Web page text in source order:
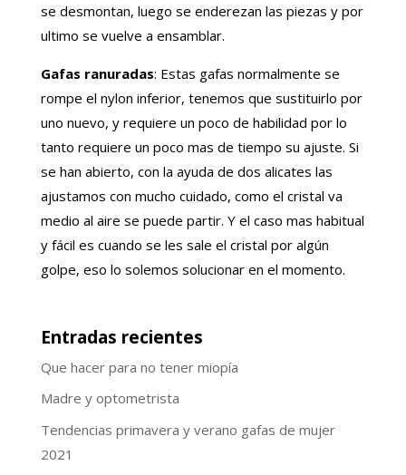
se desmontan, luego se enderezan las piezas y por
ultimo se vuelve a ensamblar.
Gafas ranuradas: Estas gafas normalmente se
rompe el nylon inferior, tenemos que sustituirlo por
uno nuevo, y requiere un poco de habilidad por lo
tanto requiere un poco mas de tiempo su ajuste. Si
se han abierto, con la ayuda de dos alicates las
ajustamos con mucho cuidado, como el cristal va
medio al aire se puede partir. Y el caso mas habitual
y fácil es cuando se les sale el cristal por algún
golpe, eso lo solemos solucionar en el momento.
Entradas recientes
Que hacer para no tener miopía
Madre y optometrista
Tendencias primavera y verano gafas de mujer
2021